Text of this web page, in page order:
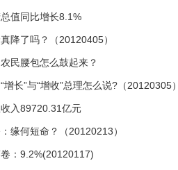
值同比增长8.1%
降了吗？（20120405）
民腰包怎么鼓起来？
长”与“增收”总理怎么说?（20120305
入89720.31亿元
缘何短命？（20120213）
：9.2%(20120117)